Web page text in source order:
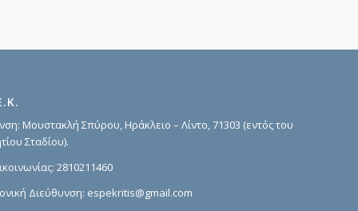
Μουστακλή Σπύρου, Ηράκλειο – Λίντο, 71303 (εντός του
Σταδίου).
2810211460
Διεύθυνση: espekritis@gmail.com